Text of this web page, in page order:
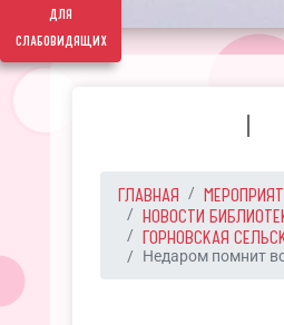
для
слабовидящих
I
ГЛАВНАЯ
НОВОСТИ
ГОРНОВСКАЯ
Недаром помнит